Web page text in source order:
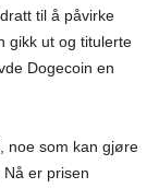
til å påvirke
gikk ut og titulerte
Dogecoin en
noe som kan gjøre
er prisen